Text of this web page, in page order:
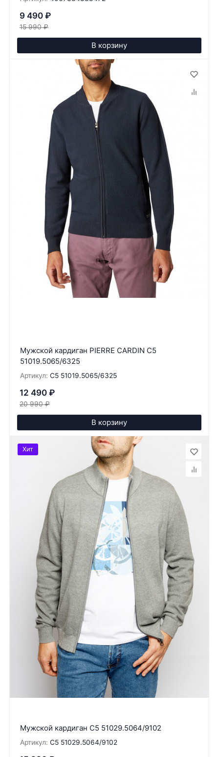
9 490 ₽
15 990 ₽
В корзину
Мужской кардиган PIERRE CARDIN C5
51019.5065/6325
Артикул: C5 51019.5065/6325
12 490 ₽
20 990 ₽
В корзину
Мужской кардиган C5 51029.5064/9102
Артикул: C5 51029.5064/9102
Хит